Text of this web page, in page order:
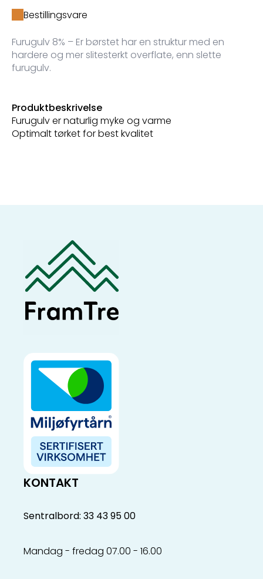
Bestillingsvare
Furugulv 8% – Er børstet har en struktur med en
hardere og mer slitesterkt overflate, enn slette
furugulv.
Produktbeskrivelse
Furugulv er naturlig myke og varme
Optimalt tørket for best kvalitet
KONTAKT
Sentralbord: 33 43 95 00
Mandag - fredag 07.00 - 16.00